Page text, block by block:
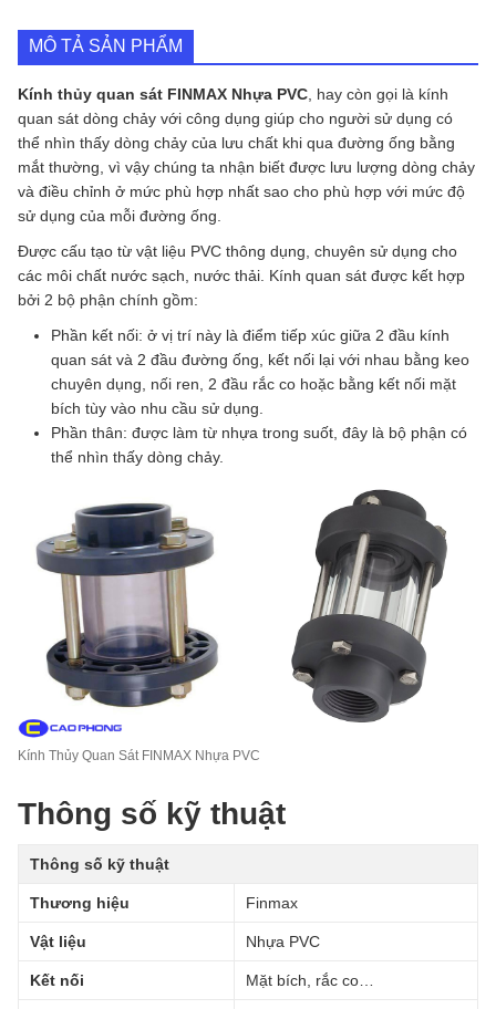
MÔ TẢ SẢN PHẨM
Kính thủy quan sát FINMAX Nhựa PVC, hay còn gọi là kính
quan sát dòng chảy với công dụng giúp cho người sử dụng có
thể nhìn thấy dòng chảy của lưu chất khi qua đường ống bằng
mắt thường, vì vậy chúng ta nhận biết được lưu lượng dòng chảy
và điều chỉnh ở mức phù hợp nhất sao cho phù hợp với mức độ
sử dụng của mỗi đường ống.
Được cấu tạo từ vật liệu PVC thông dụng, chuyên sử dụng cho
các môi chất nước sạch, nước thải. Kính quan sát được kết hợp
bởi 2 bộ phận chính gồm:
Phần kết nối: ở vị trí này là điểm tiếp xúc giữa 2 đầu kính
quan sát và 2 đầu đường ống, kết nối lại với nhau bằng keo
chuyên dụng, nối ren, 2 đầu rắc co hoặc bằng kết nối mặt
bích tùy vào nhu cầu sử dụng.
Phần thân: được làm từ nhựa trong suốt, đây là bộ phận có
thể nhìn thấy dòng chảy.
Kính Thủy Quan Sát FINMAX Nhựa PVC
Thông số kỹ thuật
Thông số kỹ thuật
Thương hiệu Finmax
Vật liệu Nhựa PVC
Kết nối Mặt bích, rắc co…